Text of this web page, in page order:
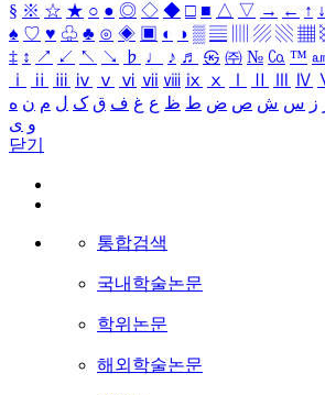
§ ※ ☆ ★ ○ ● ◎ ◇ ◆ □ ■ △ ▽ → ← ↑ ↓
♠ ♡ ♥ ♧ ♣ ⊙ ◈ ▣ ◐ ◑ ▒ ▤ ▨ ▧ ▦
‡ ↕ ↗ ↙ ↖ ↘ ♭ ♩ ♪ ♬ ㉿ ㈜ № ㏇ ™
ⅰ
ⅱ ⅲ ⅳ ⅴ ⅵ ⅶ ⅷ ⅸ ⅹ Ⅳ
ز س ش ص ض ط ظ ع غ ف ق ک ل م ن ه
و ی
닫기
통합검색
국내학술논문
학위논문
해외학술논문